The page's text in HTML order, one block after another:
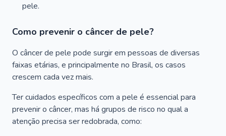
pele.
Como prevenir o câncer de pele?
O câncer de pele pode surgir em pessoas de diversas
faixas etárias, e principalmente no Brasil, os casos
crescem cada vez mais.
Ter cuidados específicos com a pele é essencial para
prevenir o câncer, mas há grupos de risco no qual a
atenção precisa ser redobrada, como: